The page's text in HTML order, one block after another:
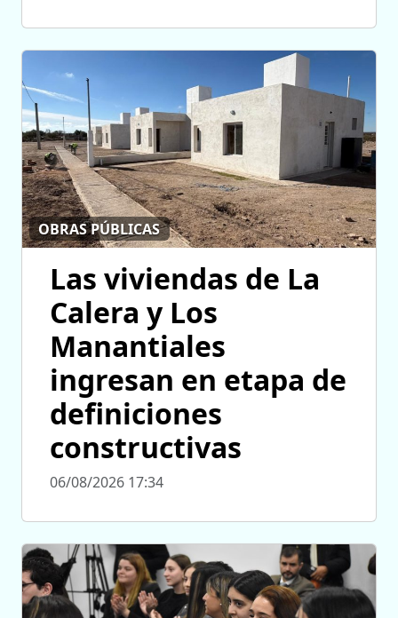
OBRAS PÚBLICAS
Las viviendas de La
Calera y Los
Manantiales
ingresan en etapa de
definiciones
constructivas
06/08/2026 17:34